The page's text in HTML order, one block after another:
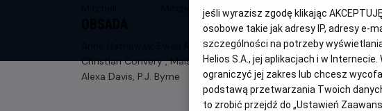
tytuł
Anne Hathaway, Ewan McGregor,
Christian Convery , Maisy Stella, Jordan
Alexa Davis, P.J. Byrne
jeśli wyrazisz zgodę klikając
osobowe takie jak adresy IP, adresy e-
szczególności na potrzeby
Helios S.A., jej aplikacjach i w
ograniczyć jej zakres lub chcesz
podstawą przetwarzania Twoich
to zrobić przejdź do „Ustawień